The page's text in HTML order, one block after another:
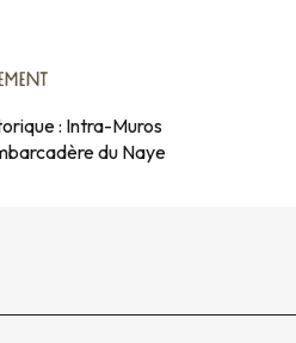
: Intra-Muros
du Naye